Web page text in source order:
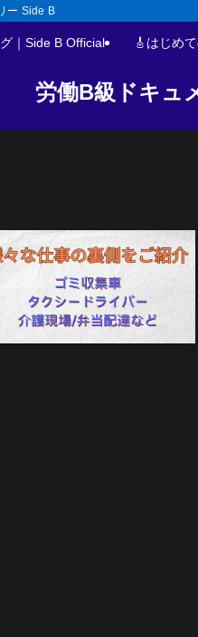
ー Side B
労働B級ドキュ
｜Side B Official 🎸はじめ